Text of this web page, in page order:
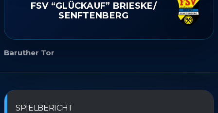
FSV “GLÜCKAUF” BRIESKE/​
SENFTENBERG
Baruther Tor
SPIELBERICHT